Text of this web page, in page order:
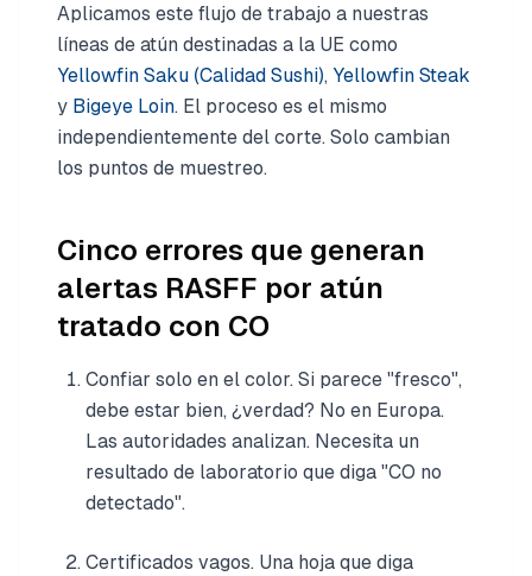
Aplicamos este flujo de trabajo a nuestras
líneas de atún destinadas a la UE como
Yellowfin Saku (Calidad Sushi), Yellowfin Steak
y Bigeye Loin. El proceso es el mismo
independientemente del corte. Solo cambian
los puntos de muestreo.
Cinco errores que generan
alertas RASFF por atún
tratado con CO
Confiar solo en el color. Si parece "fresco",
debe estar bien, ¿verdad? No en Europa.
Las autoridades analizan. Necesita un
resultado de laboratorio que diga "CO no
detectado".
Certificados vagos. Una hoja que diga